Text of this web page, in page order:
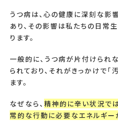
うつ病は、心の健康に深刻な影
あり、その影響は私たちの日常
ります。
一般的に、うつ病が片付けられ
られており、それがきっかけで「
ます。
なぜなら、 精神的に辛い状況で
常的な行動に必要なエネルギー